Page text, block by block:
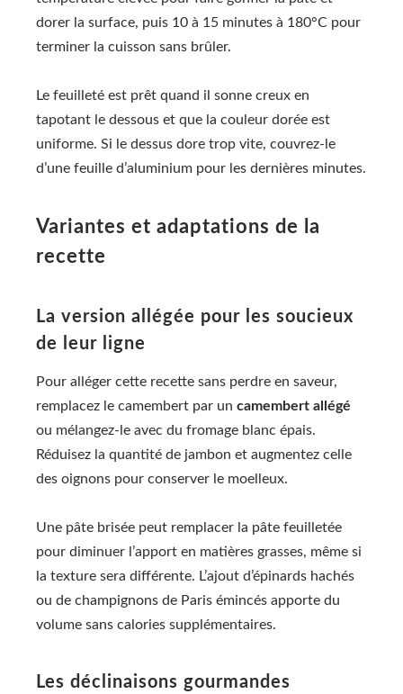
dorer la surface, puis 10 à 15 minutes à 180°C pour
terminer la cuisson sans brûler.
Le feuilleté est prêt quand il sonne creux en
tapotant le dessous et que la couleur dorée est
uniforme. Si le dessus dore trop vite, couvrez-le
d’une feuille d’aluminium pour les dernières minutes.
Variantes et adaptations de la
recette
La version allégée pour les soucieux
de leur ligne
Pour alléger cette recette sans perdre en saveur,
remplacez le camembert par un camembert allégé
ou mélangez-le avec du fromage blanc épais.
Réduisez la quantité de jambon et augmentez celle
des oignons pour conserver le moelleux.
Une pâte brisée peut remplacer la pâte feuilletée
pour diminuer l’apport en matières grasses, même si
la texture sera différente. L’ajout d’épinards hachés
ou de champignons de Paris émincés apporte du
volume sans calories supplémentaires.
Les déclinaisons gourmandes